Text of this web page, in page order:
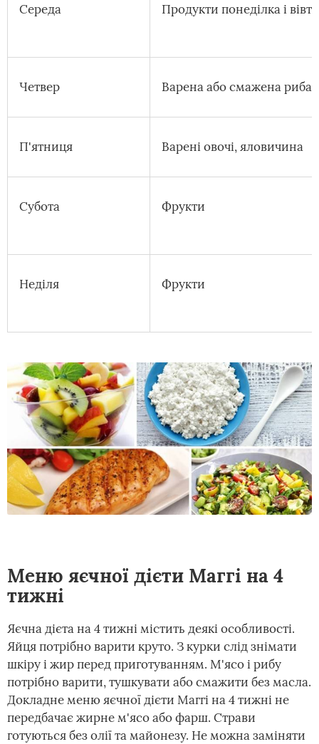
Середа Продукти понеділка і
Четвер Варена або смажена риба,
П'ятниця Варені овочі, яловичина
Субота Фрукти
Неділя Фрукти
Меню яєчної дієти Маггі на 4
тижні
Яєчна дієта на 4 тижні містить деякі особливості.
Яйця потрібно варити круто. З курки слід знімати
шкіру і жир перед приготуванням. М'ясо і рибу
потрібно варити, тушкувати або смажити без масла.
Докладне меню яєчної дієти Маггі на 4 тижні не
передбачає жирне м'ясо або фарш. Страви
готуються без олії та майонезу. Не можна заміняти